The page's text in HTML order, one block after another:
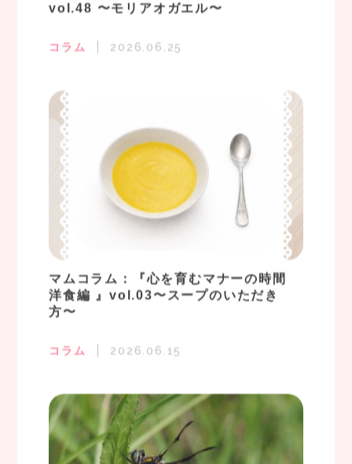
vol.48 〜モリアオガエル〜
コラム 2026.06.25
マムコラム：『心を育むマナーの時間
洋食編 』vol.03〜スープのいただき
方〜
コラム 2026.06.15